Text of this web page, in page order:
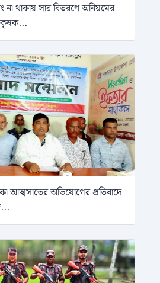
না থাকায় সার বিতরণে অনিয়মের
কৃষক...
আত্মসাতের অভিযোগের প্রতিবাদে